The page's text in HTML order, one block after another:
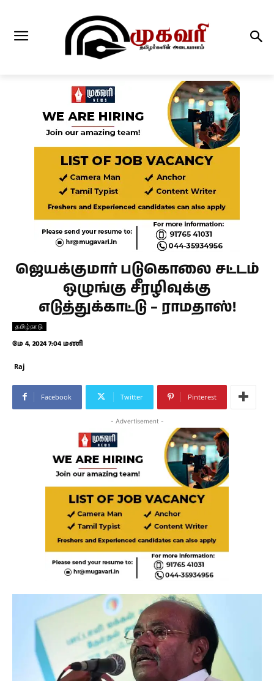
ஜெயக்குமார் படுகொலை சட்டம்
ஒழுங்கு சீரழிவுக்கு
எடுத்துக்காட்டு – ராமதாஸ்!
தமிழ்நாடு
மே 4, 2024 7:04 மணி
Raj
Facebook Twitter Pinterest
- Advertisement -